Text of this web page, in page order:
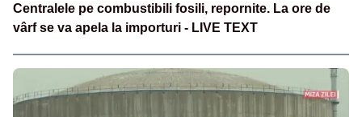
Centralele pe combustibili fosili, repornite. La ore de
vârf se va apela la importuri - LIVE TEXT